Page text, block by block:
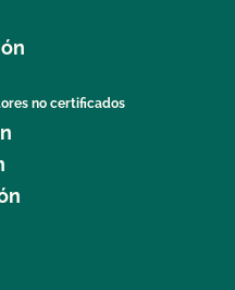
orgánico?
sobre la
y plantas
no certificados